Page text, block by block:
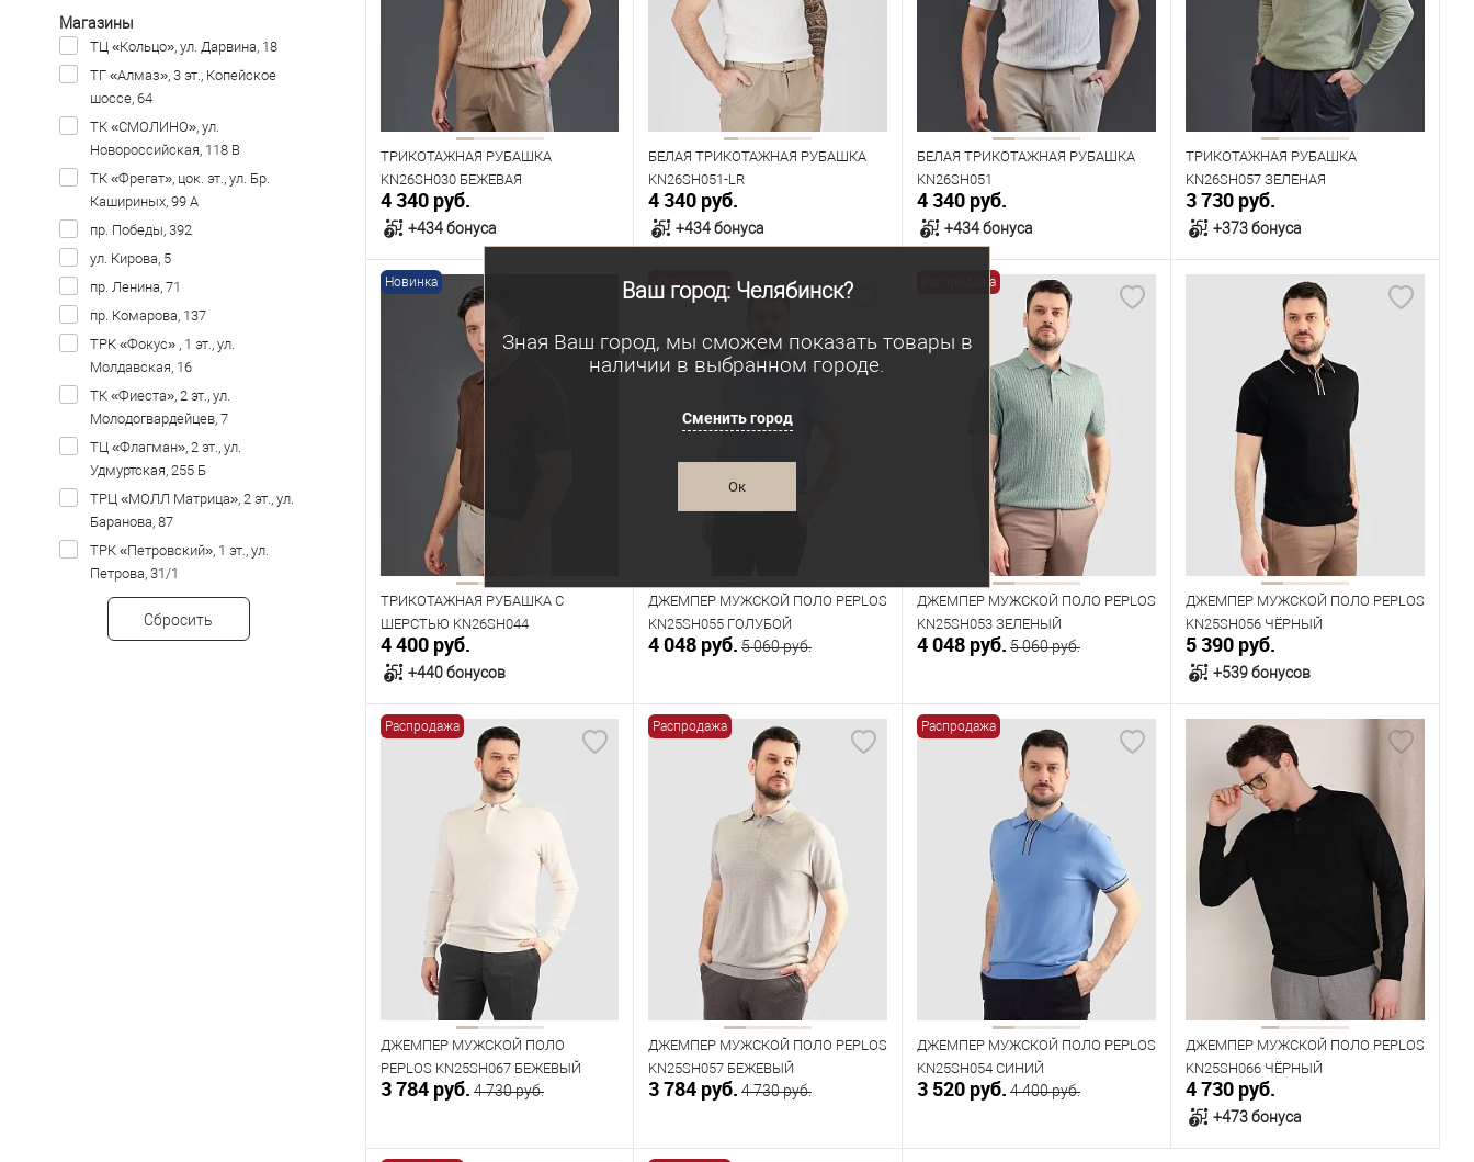
Ваш город: Челябинск?
Зная Ваш город, мы сможем показать товары в
наличии в выбранном городе.
Сменить город
Ок
Магазины
ТЦ «Кольцо», ул. Дарвина, 18
ТГ «Алмаз», 3 эт., Копейское
шоссе, 64
ТК «СМОЛИНО», ул.
Новороссийская, 118 В
ТК «Фрегат», цок. эт., ул. Бр.
Кашириных, 99 А
пр. Победы, 392
ул. Кирова, 5
пр. Ленина, 71
пр. Комарова, 137
ТРК «Фокус» , 1 эт., ул.
Молдавская, 16
ТК «Фиеста», 2 эт., ул.
Молодогвардейцев, 7
ТЦ «Флагман», 2 эт., ул.
Удмуртская, 255 Б
ТРЦ «МОЛЛ Матрица», 2 эт., ул.
Баранова, 87
ТРК «Петровский», 1 эт., ул.
Петрова, 31/1
Сбросить
100 104 108 112 96 100 104 108 100 108 112
ТРИКОТАЖНАЯ РУБАШКА
KN26SH030 БЕЖЕВАЯ
4 340 руб.
+434 бонуса
В корзину
Таблица размеров
Размер одежды
100
БЕЛАЯ ТРИКОТАЖНАЯ РУБАШКА
KN26SH051-LR
4 340 руб.
+434 бонуса
В корзину
В наличии
Таблица размеров
Размер одежды
БЕЛАЯ ТРИКОТАЖНАЯ РУБАШКА
KN26SH051
4 340 руб.
+434 бонуса
В корзину
В наличии
Таблица размеров
Размер одежды
104 108
ТРИКОТАЖНАЯ РУБАШКА
KN26SH057 ЗЕЛЕНАЯ
3 730 руб.
+373 бонуса
В корзину
Таблица размеров
Размер одежды
104 112
Новинка
ТРИКОТАЖНАЯ РУБАШКА С
ШЕРСТЬЮ KN26SH044
КОРИЧНЕВАЯ
4 400 руб.
+440 бонусов
В корзину
Таблица размеров
Размер одежды
100
Распродажа
ДЖЕМПЕР МУЖСКОЙ ПОЛО PEPLOS
KN25SH055 ГОЛУБОЙ
4 048 руб. 5 060 руб.
В корзину
Таблица размеров
Размер одежды
100
Распродажа
ДЖЕМПЕР МУЖСКОЙ ПОЛО PEPLOS
KN25SH053 ЗЕЛЕНЫЙ
4 048 руб. 5 060 руб.
В корзину
Таблица размеров
Размер одежды
112
ДЖЕМПЕР МУЖСКОЙ ПОЛО PEPLOS
KN25SH056 ЧЁРНЫЙ
5 390 руб.
+539 бонусов
В корзину
В наличии
Таблица размеров
Размер одежды
108 112
Распродажа
ДЖЕМПЕР МУЖСКОЙ ПОЛО
PEPLOS KN25SH067 БЕЖЕВЫЙ
3 784 руб. 4 730 руб.
Распродажа
ДЖЕМПЕР МУЖСКОЙ ПОЛО PEPLOS
KN25SH057 БЕЖЕВЫЙ
3 784 руб. 4 730 руб.
Распродажа
ДЖЕМПЕР МУЖСКОЙ ПОЛО PEPLOS
KN25SH054 СИНИЙ
3 520 руб. 4 400 руб.
ДЖЕМПЕР МУЖСКОЙ ПОЛО PEPLOS
KN25SH066 ЧЁРНЫЙ
4 730 руб.
+473 бонуса